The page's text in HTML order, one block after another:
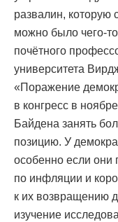
развалин, которую
можно было чего-
почётного
университета
«Поражение
в конгресс в
Байдена занять
позицию. У
особенно если они
по инфляции и
к их возвращению
изучение